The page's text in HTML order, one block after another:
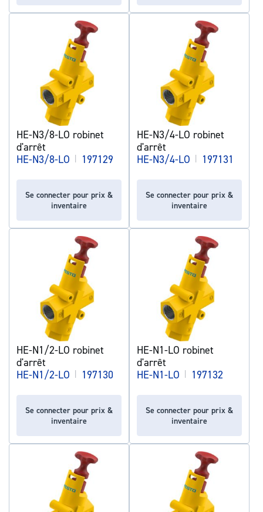
HE-N3/8-LO robinet
d'arrêt
HE-N3/8-LO | 197129
Se connecter pour prix &
inventaire
HE-N3/4-LO robinet
d'arrêt
HE-N3/4-LO | 197131
Se connecter pour prix &
inventaire
HE-N1/2-LO robinet
d'arrêt
HE-N1/2-LO | 197130
Se connecter pour prix &
inventaire
HE-N1-LO robinet
d'arrêt
HE-N1-LO | 197132
Se connecter pour prix &
inventaire